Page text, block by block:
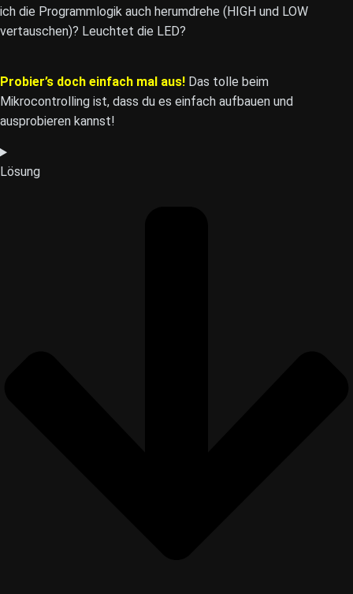
ich die Programmlogik auch herumdrehe (HIGH und LOW
vertauschen)? Leuchtet die LED?
Probier’s doch einfach mal aus! Das tolle beim
Mikrocontrolling ist, dass du es einfach aufbauen und
ausprobieren kannst!
Lösung